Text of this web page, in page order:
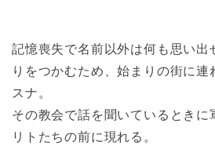
記憶喪失で名前以外は何も思い出
りをつかむため、始まりの街に連
スナ。
その教会で話を聞いているときに
リトたちの前に現れる。